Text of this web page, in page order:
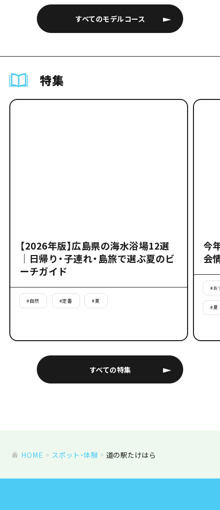
すべてのモデルコース
特集
すべての特集
【2026年版】広島県の海水浴場12選
｜日帰り・子連れ・島旅で選ぶ夏のビ
ーチガイド
#自然 #定番 #夏
今
会
#お
#夏
HOME スポット・体験 道の駅たけはら